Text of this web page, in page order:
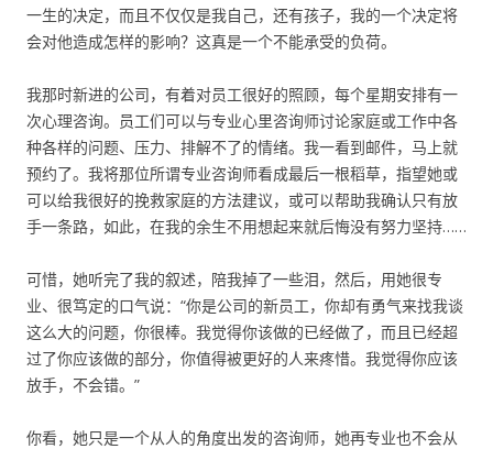
一生的决定，而且不仅仅是我自己，还有孩子，我的一个决定将
会对他造成怎样的影响？这真是一个不能承受的负荷。
我那时新进的公司，有着对员工很好的照顾，每个星期安排有一
次心理咨询。员工们可以与专业心里咨询师讨论家庭或工作中各
种各样的问题、压力、排解不了的情绪。我一看到邮件，马上就
预约了。我将那位所谓专业咨询师看成最后一根稻草，指望她或
可以给我很好的挽救家庭的方法建议，或可以帮助我确认只有放
手一条路，如此，在我的余生不用想起来就后悔没有努力坚持……
可惜，她听完了我的叙述，陪我掉了一些泪，然后，用她很专
业、很笃定的口气说：“你是公司的新员工，你却有勇气来找我谈
这么大的问题，你很棒。我觉得你该做的已经做了，而且已经超
过了你应该做的部分，你值得被更好的人来疼惜。我觉得你应该
放手，不会错。”
你看，她只是一个从人的角度出发的咨询师，她再专业也不会从